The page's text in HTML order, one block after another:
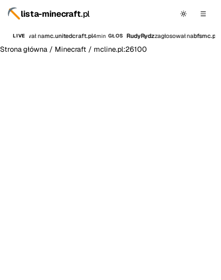
lista-minecraft.pl
LIVE
zagłosował namc.unitedcraft.pl4min GŁOS RudyRydzzagłosował nabfsmc.pl
Strona główna / Minecraft / mcline.pl:26100